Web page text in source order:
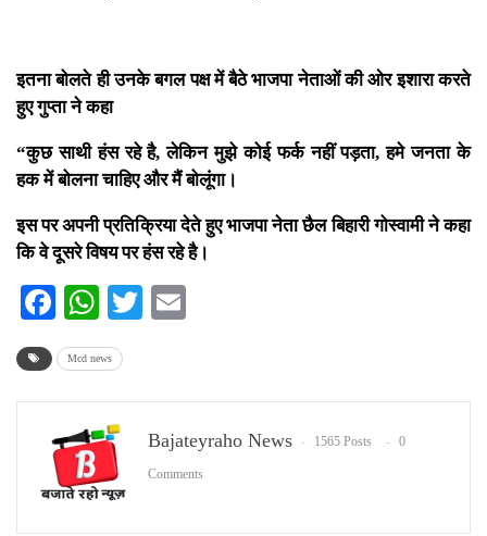
इतना बोलते ही उनके बगल पक्ष में बैठे भाजपा नेताओं की ओर इशारा करते
हुए गुप्ता ने कहा
“कुछ साथी हंस रहे है, लेकिन मुझे कोई फर्क नहीं पड़ता, हमे जनता के
हक में बोलना चाहिए और मैं बोलूंगा।
इस पर अपनी प्रतिक्रिया देते हुए भाजपा नेता छैल बिहारी गोस्वामी ने कहा
कि वे दूसरे विषय पर हंस रहे है।
Facebook
WhatsApp
Twitter
Mcd news
Bajateyraho News 1565 Posts 0
Comments